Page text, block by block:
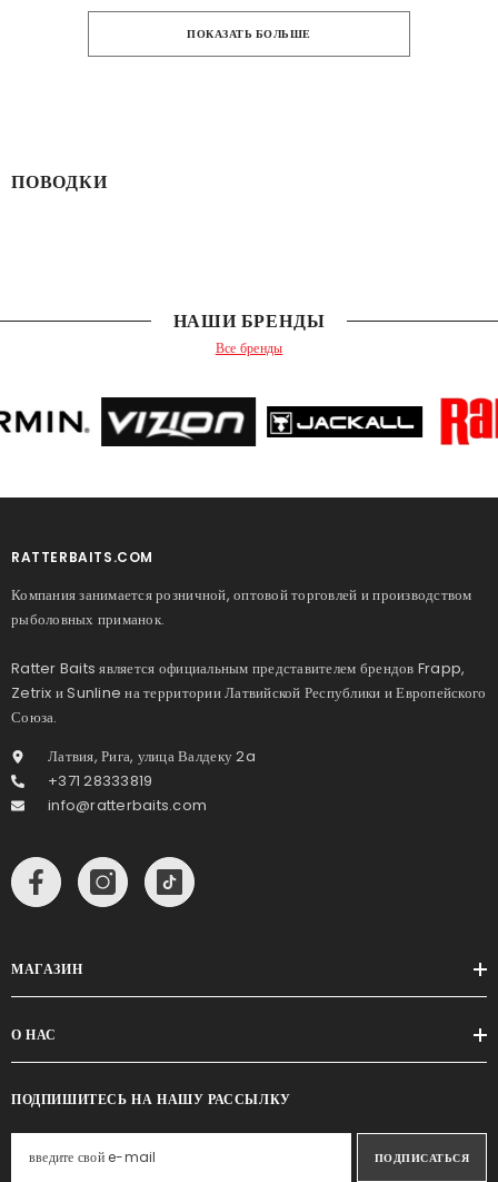
ПОКАЗАТЬ БОЛЬШЕ
ПОВОДКИ
НАШИ БРЕНДЫ
Все бренды
RATTERBAITS.COM
Компания занимается розничной, оптовой торговлей и производством
рыболовных приманок.
Ratter Baits является официальным представителем брендов Frapp,
Zetrix и Sunline на территории Латвийской Республики и Европейского
Союза.
Латвия, Рига, улица Валдеку 2a
+371 28333819
info@ratterbaits.com
МАГАЗИН
О НАС
ПОДПИШИТЕСЬ НА НАШУ РАССЫЛКУ
ПОДПИСАТЬСЯ